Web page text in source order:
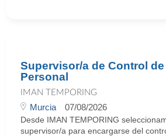
Supervisor/a de Control de
Personal
IMAN TEMPORING
Murcia 07/08/2026
Desde IMAN TEMPORING
supervisor/a para encargarse del